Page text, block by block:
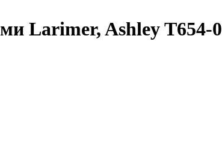
Larimer, Ashley T654-0